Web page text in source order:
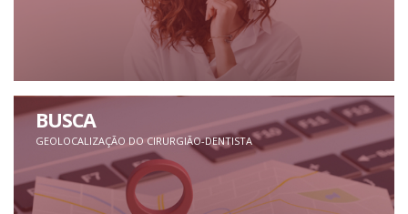
BUSCA
GEOLOCALIZAÇÃO DO CIRURGIÃO-DENTISTA